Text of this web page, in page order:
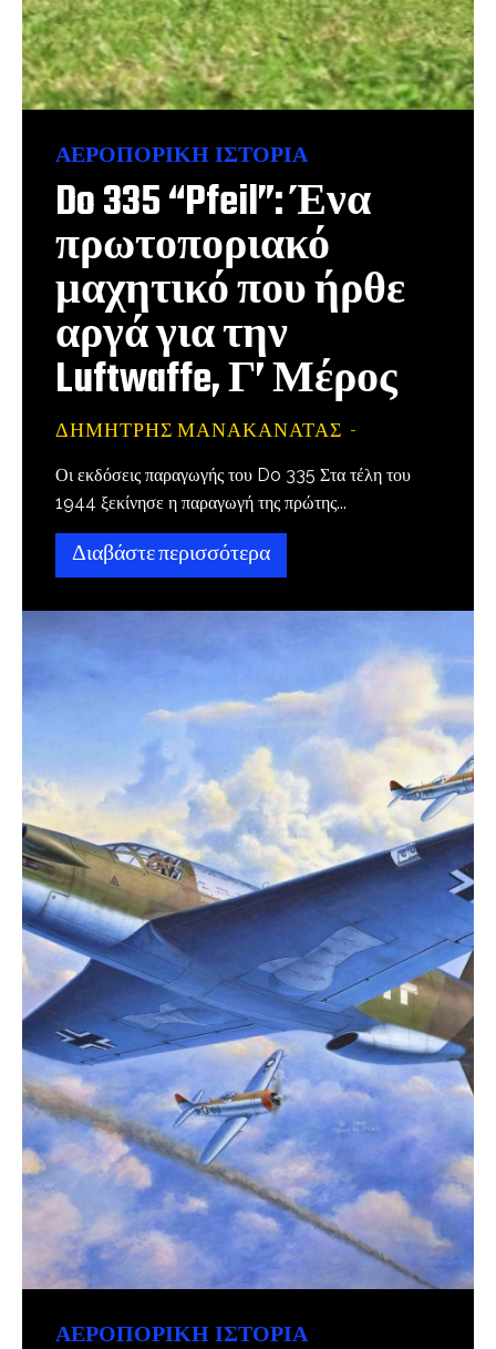
ΑΕΡΟΠΟΡΙΚΉ ΙΣΤΟΡΊΑ
Do 335 “Pfeil”: Ένα
πρωτοποριακό
μαχητικό που ήρθε
αργά για την
Luftwaffe, Γ’ Μέρος
ΔΗΜΉΤΡΗΣ ΜΑΝΑΚΑΝΆΤΑΣ -
Οι εκδόσεις παραγωγής του Do 335 Στα τέλη του
1944 ξεκίνησε η παραγωγή της πρώτης...
Διαβάστε περισσότερα
ΑΕΡΟΠΟΡΙΚΉ ΙΣΤΟΡΊΑ